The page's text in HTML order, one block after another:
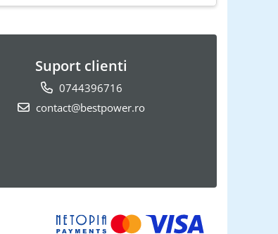
Suport clienti
0744396716
contact@bestpower.ro